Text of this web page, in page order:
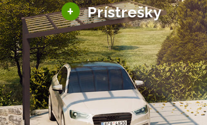
+ Prístrešky
Hliníkové prístrešky
Solárne prístrešky pre auto